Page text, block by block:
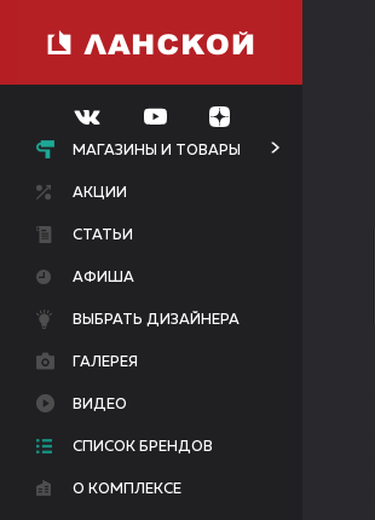
МАГАЗИНЫ И ТОВАРЫ
АКЦИИ
СТАТЬИ
АФИША
ВЫБРАТЬ ДИЗАЙНЕРА
ГАЛЕРЕЯ
ВИДЕО
СПИСОК БРЕНДОВ
О КОМПЛЕКСЕ